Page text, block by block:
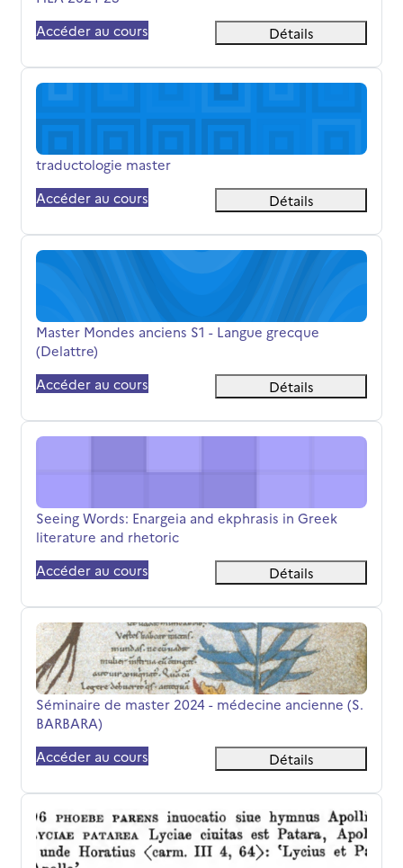
Accéder au cours
Détails
traductologie master
Nom du cours
traductologie master
Accéder au cours
Détails
Master Mondes anciens S1 - Langue grecque (Delattre)
Nom du cours
Master Mondes anciens S1 - Langue grecque
(Delattre)
Accéder au cours
Détails
Seeing Words: Enargeia and ekphrasis in Greek
Nom du cours
Seeing Words: Enargeia and ekphrasis in Greek
literature and rhetoric
Accéder au cours
Détails
Séminaire de master 2024 - médecine ancienne (S.
Nom du cours
Séminaire de master 2024 - médecine ancienne (S.
BARBARA)
Accéder au cours
Détails
Pratiques du commentaire I